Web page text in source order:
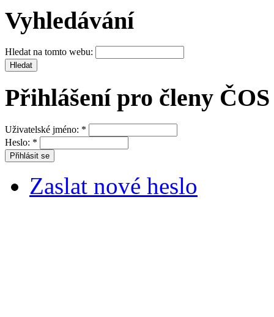
Vyhledávání
Hledat na tomto webu:
Přihlášení pro členy ČOS
Uživatelské jméno: *
Heslo: *
Zaslat nové heslo